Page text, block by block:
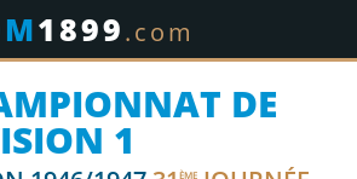
1899.com
DE
1
ÈME